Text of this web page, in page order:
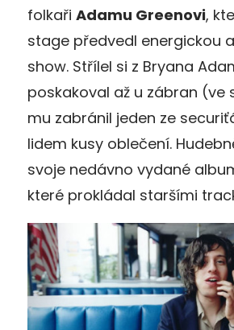
folkaři Adamu Greenovi,
stage předvedl energickou
show. Střílel si z Bryana
poskakoval až u zábran (ve
mu zabránil jeden ze
lidem kusy oblečení.
svoje nedávno vydané
které prokládal staršími